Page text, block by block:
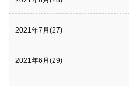
2021年7月(27)
2021年6月(29)